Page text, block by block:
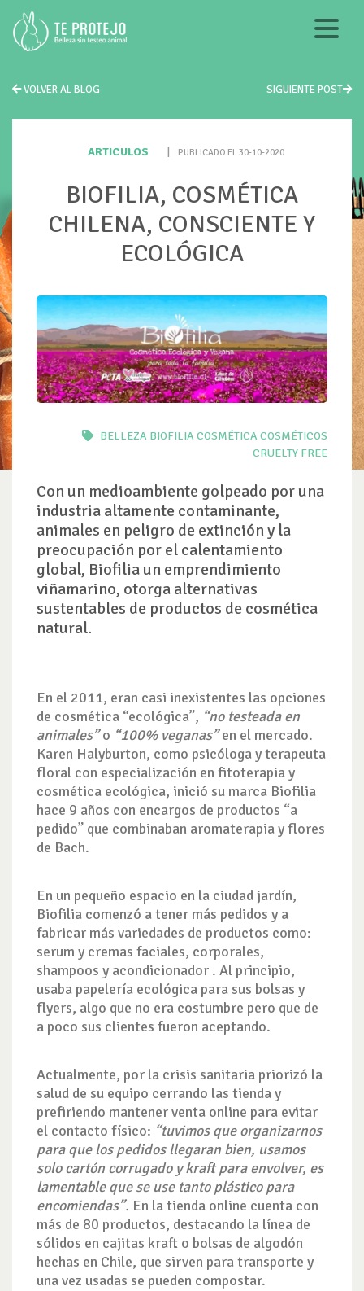
VOLVER AL BLOG SIGUIENTE POST
ARTICULOS PUBLICADO EL 30-10-2020
BIOFILIA, COSMÉTICA
CHILENA, CONSCIENTE Y
ECOLÓGICA
BELLEZA BIOFILIA COSMÉTICA COSMÉTICOS
CRUELTY FREE
Con un medioambiente golpeado por una
industria altamente contaminante,
animales en peligro de extinción y la
preocupación por el calentamiento
global, Biofilia un emprendimiento
viñamarino, otorga alternativas
sustentables de productos de cosmética
natural.
En el 2011, eran casi inexistentes las opciones
de cosmética “ecológica”, “no testeada en
animales”o “100% veganas”en el mercado.
Karen Halyburton, como psicóloga y terapeuta
floral con especialización en fitoterapia y
cosmética ecológica, inició su marca Biofilia
hace 9 años con encargos de productos “a
pedido” que combinaban aromaterapia y flores
de Bach.
En un pequeño espacio en la ciudad jardín,
Biofilia comenzó a tener más pedidos y a
fabricar más variedades de productos como:
serum y cremas faciales, corporales,
shampoos y acondicionador . Al principio,
usaba papelería ecológica para sus bolsas y
flyers, algo que no era costumbre pero que de
a poco sus clientes fueron aceptando.
Actualmente, por la crisis sanitaria priorizó la
salud de su equipo cerrando las tienda y
prefiriendo mantener venta online para evitar
el contacto físico: “tuvimos que organizarnos
para que los pedidos llegaran bien, usamos
solo cartón corrugado y kraft para envolver, es
lamentable que se use tanto plástico para
encomiendas”. En la tienda online cuenta con
más de 80 productos, destacando la línea de
sólidos en cajitas kraft o bolsas de algodón
hechas en Chile, que sirven para transporte y
una vez usadas se pueden compostar.